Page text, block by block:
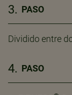
3. PASO
Dividido entre
4. PASO